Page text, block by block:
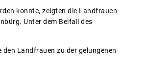
konnte, zeigten die Landfrauen
Unter dem Beifall des
Landfrauen zu der gelungenen